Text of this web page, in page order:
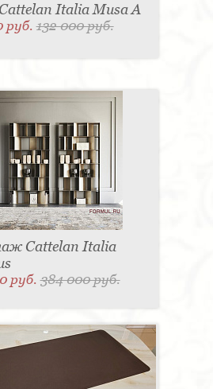
Italia Musa A
руб.132 000 руб.
Cattelan Italia
руб.384 000 руб.